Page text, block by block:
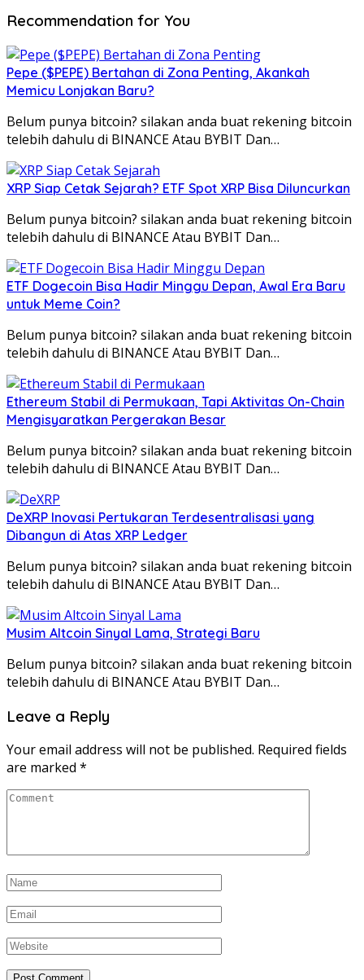
Recommendation for You
Pepe ($PEPE) Bertahan di Zona Penting, Akankah
Memicu Lonjakan Baru?
Belum punya bitcoin? silakan anda buat rekening bitcoin
telebih dahulu di BINANCE Atau BYBIT Dan…
XRP Siap Cetak Sejarah? ETF Spot XRP Bisa Diluncurkan
Belum punya bitcoin? silakan anda buat rekening bitcoin
telebih dahulu di BINANCE Atau BYBIT Dan…
ETF Dogecoin Bisa Hadir Minggu Depan, Awal Era Baru
untuk Meme Coin?
Belum punya bitcoin? silakan anda buat rekening bitcoin
telebih dahulu di BINANCE Atau BYBIT Dan…
Ethereum Stabil di Permukaan, Tapi Aktivitas On-Chain
Mengisyaratkan Pergerakan Besar
Belum punya bitcoin? silakan anda buat rekening bitcoin
telebih dahulu di BINANCE Atau BYBIT Dan…
DeXRP Inovasi Pertukaran Terdesentralisasi yang
Dibangun di Atas XRP Ledger
Belum punya bitcoin? silakan anda buat rekening bitcoin
telebih dahulu di BINANCE Atau BYBIT Dan…
Musim Altcoin Sinyal Lama, Strategi Baru
Belum punya bitcoin? silakan anda buat rekening bitcoin
telebih dahulu di BINANCE Atau BYBIT Dan…
Leave a Reply
Your email address will not be published. Required fields
are marked *